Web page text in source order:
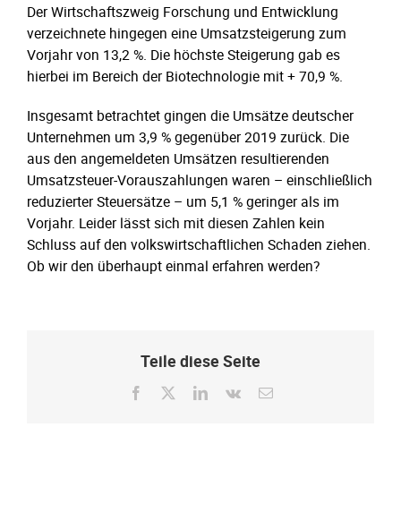
Der Wirtschaftszweig Forschung und Entwicklung
verzeichnete hingegen eine Umsatzsteigerung zum
Vorjahr von 13,2 %. Die höchste Steigerung gab es
hierbei im Bereich der Biotechnologie mit + 70,9 %.
Insgesamt betrachtet gingen die Umsätze deutscher
Unternehmen um 3,9 % gegenüber 2019 zurück. Die
aus den angemeldeten Umsätzen resultierenden
Umsatzsteuer-Vorauszahlungen waren – einschließlich
reduzierter Steuersätze – um 5,1 % geringer als im
Vorjahr. Leider lässt sich mit diesen Zahlen kein
Schluss auf den volkswirtschaftlichen Schaden ziehen.
Ob wir den überhaupt einmal erfahren werden?
Teile diese Seite
Facebook LinkedIn
Vk
E-